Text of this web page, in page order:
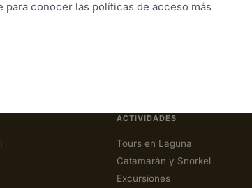
conocer las políticas de acceso más
ACTIVIDADES
Tours en Laguna
Catamarán y Snorkel
Excursiones